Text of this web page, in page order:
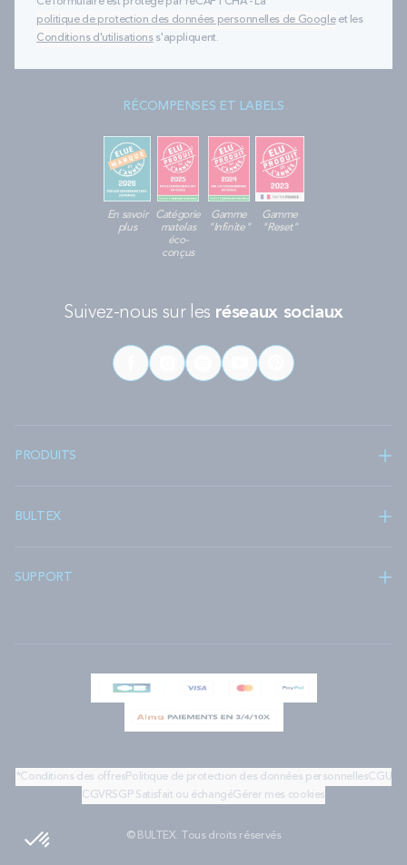
politique de protection des données personnelles de Googleet les
Conditions d'utilisationss'appliquent.
RÉCOMPENSES ET LABELS
En savoir
plus
Catégorie
matelas
éco-
conçus
Gamme
"Infinite"
Gamme
"Reset"
Suivez-nous sur les réseaux sociaux
PRODUITS
BULTEX
SUPPORT
*Conditions des offresPolitique de protection des données personnellesCGU
CGV RSGP Satisfait ou échangéGérer mes cookies
© BULTEX. Tous droits réservés